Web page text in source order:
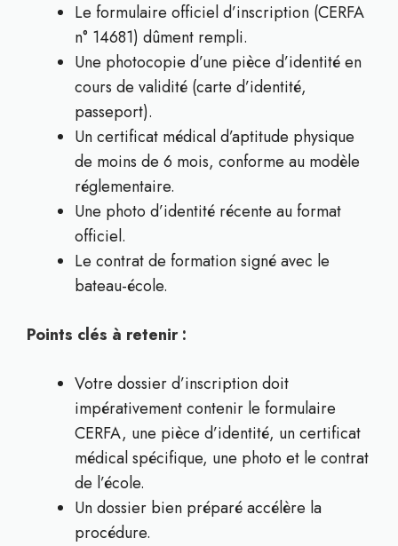
Le formulaire officiel d’inscription (CERFA
n° 14681) dûment rempli.
Une photocopie d’une pièce d’identité en
cours de validité (carte d’identité,
passeport).
Un certificat médical d’aptitude physique
de moins de 6 mois, conforme au modèle
réglementaire.
Une photo d’identité récente au format
officiel.
Le contrat de formation signé avec le
bateau-école.
Points clés à retenir :
Votre dossier d’inscription doit
impérativement contenir le formulaire
CERFA, une pièce d’identité, un certificat
médical spécifique, une photo et le contrat
de l’école.
Un dossier bien préparé accélère la
procédure.